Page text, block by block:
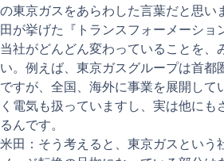
の東京ガスをあらわした言葉だと思い
田が挙げた『トランスフォーメーショ
当社がどんどん変わっていることを、
い。例えば、東京ガスグループは首都
ですが、全国、海外に事業を展開して
く電気も扱っていますし、実は他にも
るんです。
米田：そう考えると、東京ガスという